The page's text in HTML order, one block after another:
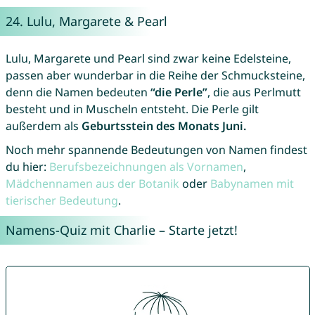
24. Lulu, Margarete& Pearl
Lulu, Margarete und Pearl sind zwar keine Edelsteine,
passen aber wunderbar in die Reihe der Schmucksteine,
denn die Namen bedeuten “die Perle”, die aus Perlmutt
besteht und in Muscheln entsteht. Die Perle gilt
außerdem als Geburtsstein des Monats Juni.
Noch mehr spannende Bedeutungen von Namen findest
du hier: Berufsbezeichnungen als Vornamen,
Mädchennamen aus der Botanik oder Babynamen mit
tierischer Bedeutung.
Namens-Quiz mit Charlie – Starte jetzt!